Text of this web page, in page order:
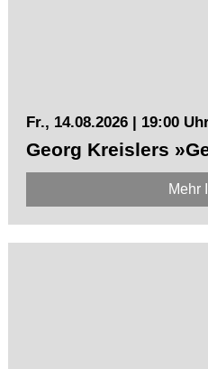
Fr., 14.08.2026 | 19:00
Georg Kreislers
Mehr